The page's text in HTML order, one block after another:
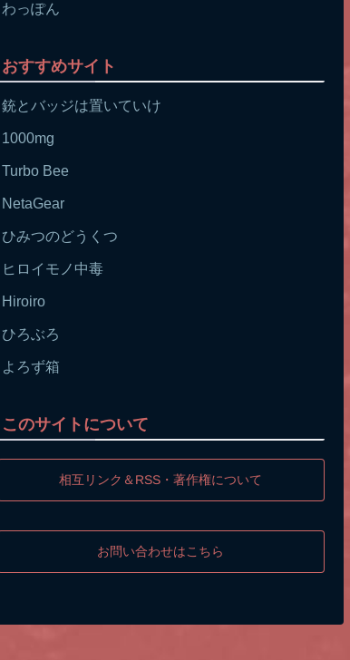
わっぽん
おすすめサイト
銃とバッジは置いていけ
1000mg
Turbo Bee
NetaGear
ひみつのどうくつ
ヒロイモノ中毒
Hiroiro
ひろぶろ
よろず箱
このサイトについて
相互リンク＆RSS・著作権について
お問い合わせはこちら